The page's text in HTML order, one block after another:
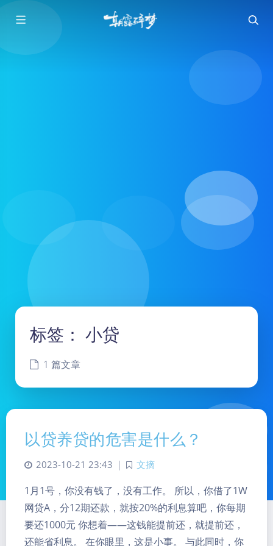
标签： 小贷
1 篇文章
以贷养贷的危害是什么？
2023-10-21 23:43 文摘
1月1号，你没有钱了，没有工作。 所以，你借了1W
网贷A，分12期还款，就按20%的利息算吧，你每期
要还1000元 你想着——这钱能提前还，就提前还，
还能省利息。 在你眼里，这是小事。 与此同时，你